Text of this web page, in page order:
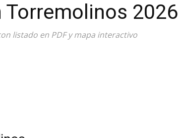
Torremolinos 2026
listado en PDF y mapa interactivo